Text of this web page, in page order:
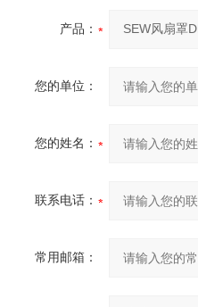
产品：
您的单位：
您的姓名：
联系电话：
常用邮箱：